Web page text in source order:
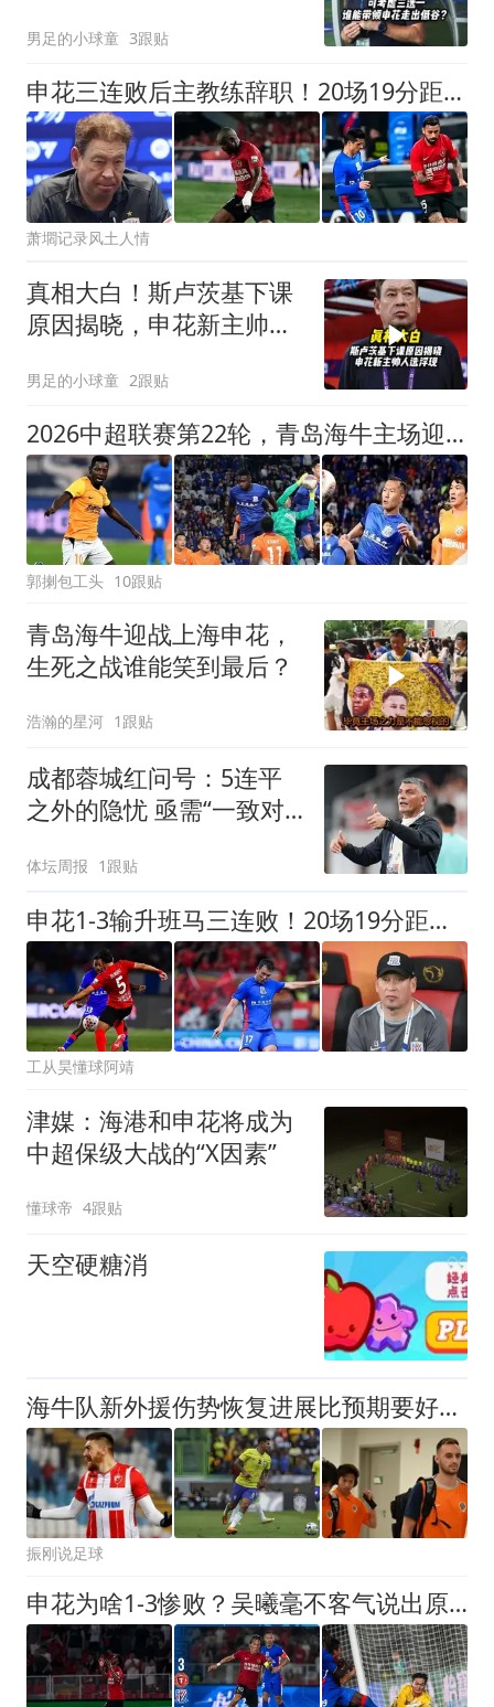
男足的小球童 3跟贴
申花三连败后主教练辞职！20场19分距降级区4分，这锅该他背吗
萧壛记录风土人情
真相大白！斯卢茨基下课
原因揭晓，申花新主帅人
男足的小球童 2跟贴
2026中超联赛第22轮，青岛海牛主场迎战上海申花比赛结果前瞻
郭揦包工头 10跟贴
青岛海牛迎战上海申花，
生死之战谁能笑到最后？
浩瀚的星河 1跟贴
成都蓉城红问号：5连平
之外的隐忧 亟需“一致对
体坛周报 1跟贴
申花1-3输升班马三连败！20场19分距降级区4分，斯卢茨基赛后辞职
工从昊懂球阿靖
津媒：海港和申花将成为
中超保级大战的“X因素”
懂球帝 4跟贴
天空硬糖消
海牛队新外援伤势恢复进展比预期要好！下一轮有望复出，值得期待
振刚说足球
申花为啥1-3惨败？吴曦毫不客气说出原因，比斯卢茨基说的更直接